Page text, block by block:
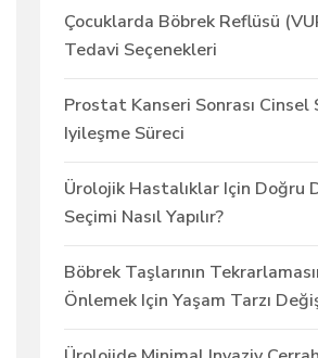
Çocuklarda Böbrek Reflüsü
Tedavi Seçenekleri
Prostat Kanseri Sonrası Cinsel
Iyileşme Süreci
Ürolojik Hastalıklar Için Doğru
Seçimi Nasıl Yapılır?
Böbrek Taşlarının
Önlemek Için Yaşam Tarzı